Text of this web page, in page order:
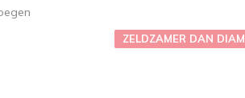
ZELDZAMER DAN